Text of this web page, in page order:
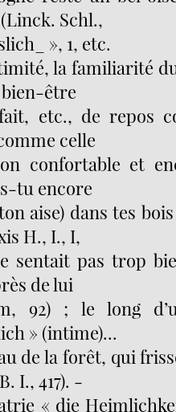
Schl.,
», 1, etc.
la familiarité
être
etc., de repos
celle
confortable et
tu encore
aise) dans tes
H., I., I,
sentait pas trop
de lui
92) ; le long
» (intime)...
de la forêt, qui
I., 417). -
« die